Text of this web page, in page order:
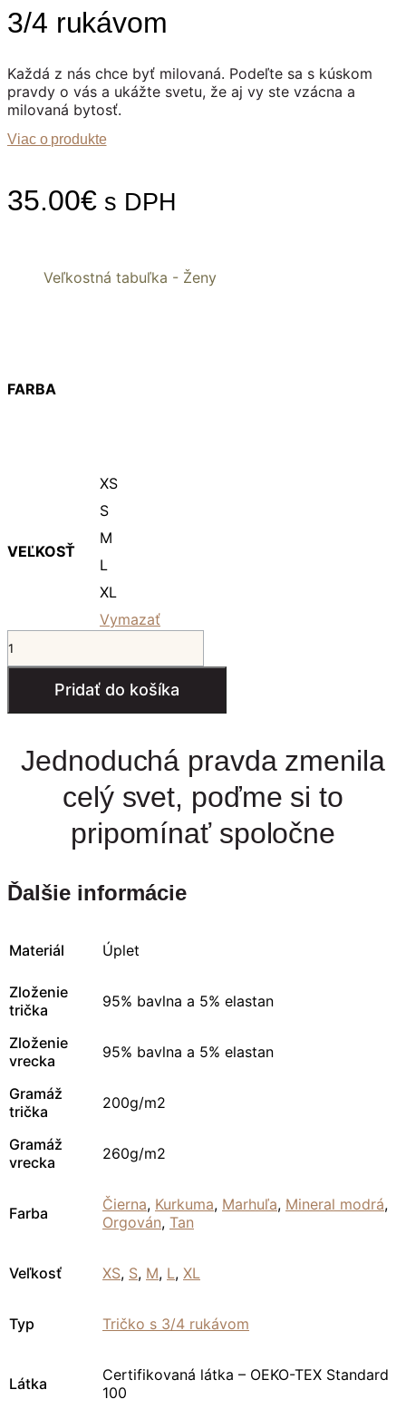
3/4 rukávom
Každá z nás chce byť milovaná. Podeľte sa s kúskom
pravdy o vás a ukážte svetu, že aj vy ste vzácna a
milovaná bytosť.
Viac o produkte
35.00€ s DPH
Veľkostná tabuľka - Ženy
FARBA
VEĽKOSŤ
XS
S
M
L
XL
Vymazať
MILOVANÁ
s
rukávom
Pridať do košíka
Jednoduchá pravda zmenila
celý svet, poďme si to
pripomínať spoločne
Ďalšie informácie
Materiál Úplet
Zloženie
trička
95% bavlna a 5% elastan
Zloženie
vrecka
95% bavlna a 5% elastan
Gramáž
trička
200g/m2
Gramáž
vrecka
260g/m2
Farba Čierna, Kurkuma, Marhuľa, Mineral modrá,
Orgován, Tan
Veľkosť XS, S, M, L, XL
Typ Tričko s 3/4 rukávom
Látka
Certifikovaná látka – OEKO-TEX Standard
100